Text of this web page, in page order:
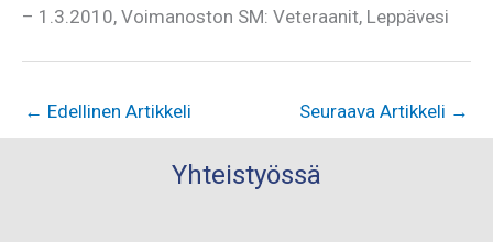
– 1.3.2010, Voimanoston SM: Veteraanit, Leppävesi
← Edellinen Artikkeli Seuraava Artikkeli →
Yhteistyössä